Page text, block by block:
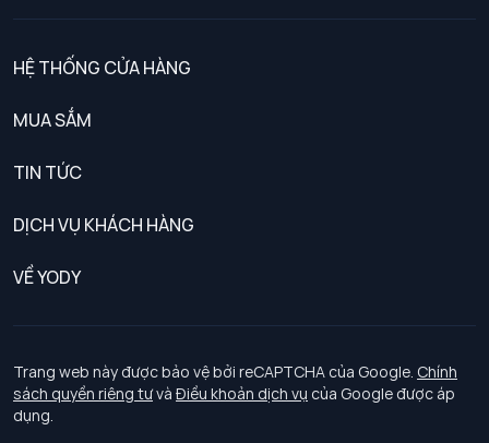
HỆ THỐNG CỬA HÀNG
MUA SẮM
TIN TỨC
DỊCH VỤ KHÁCH HÀNG
Chính sách khách hàng thân thiết
Chính sách bảo vệ dữ liệu cá nhân
Chính sách thanh toán, giao nhận
VỀ YODY
Tuyển dụng
Trang web này được bảo vệ bởi reCAPTCHA của Google. Chính
sách quyền riêng tưvà Điều khoản dịch vụ của Google được áp
dụng.